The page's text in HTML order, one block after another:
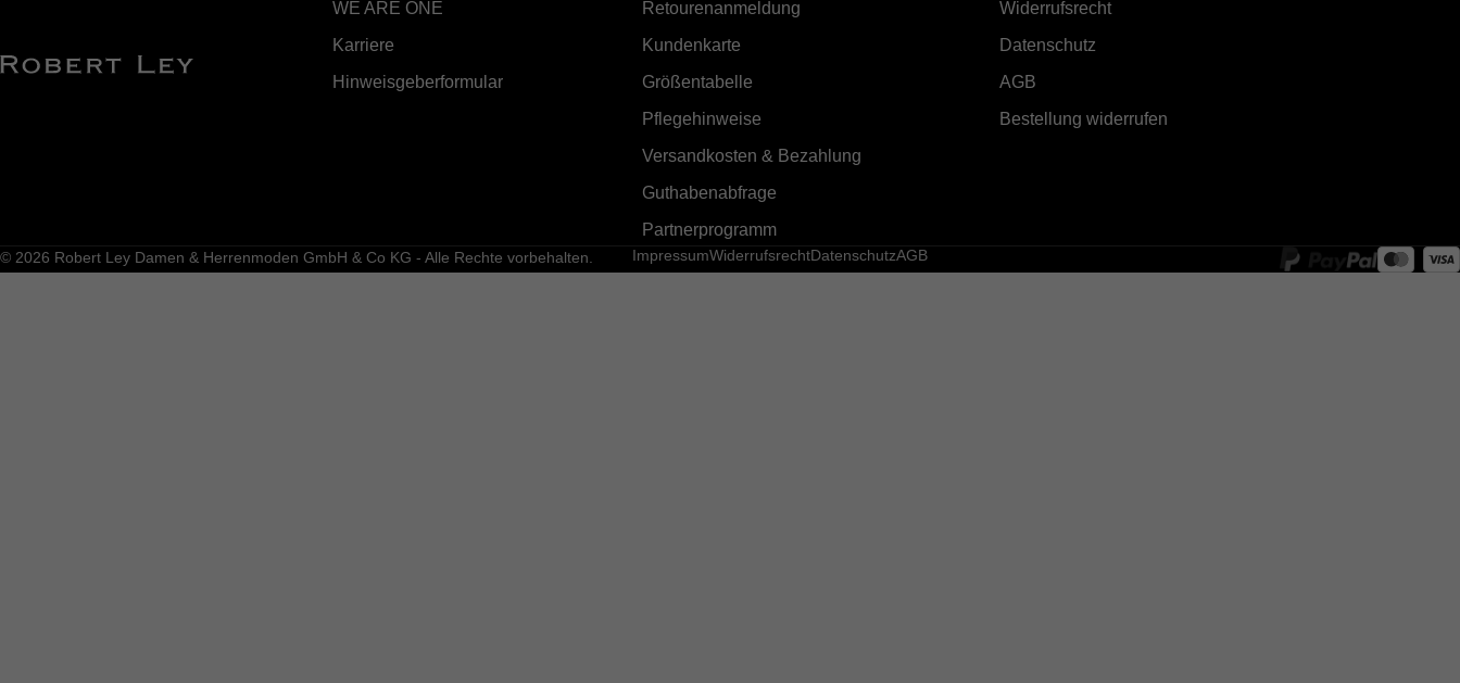
WE ARE ONE
Karriere
Hinweisgeberformular
Retourenanmeldung
Kundenkarte
Größentabelle
Pflegehinweise
Versandkosten & Bezahlung
Guthabenabfrage
Partnerprogramm
Widerrufsrecht
Datenschutz
AGB
Bestellung widerrufen
© 2026 Robert Ley Damen & Herrenmoden GmbH & Co KG - Alle Rechte vorbehalten. ImpressumWiderrufsrechtDatenschutzAGB